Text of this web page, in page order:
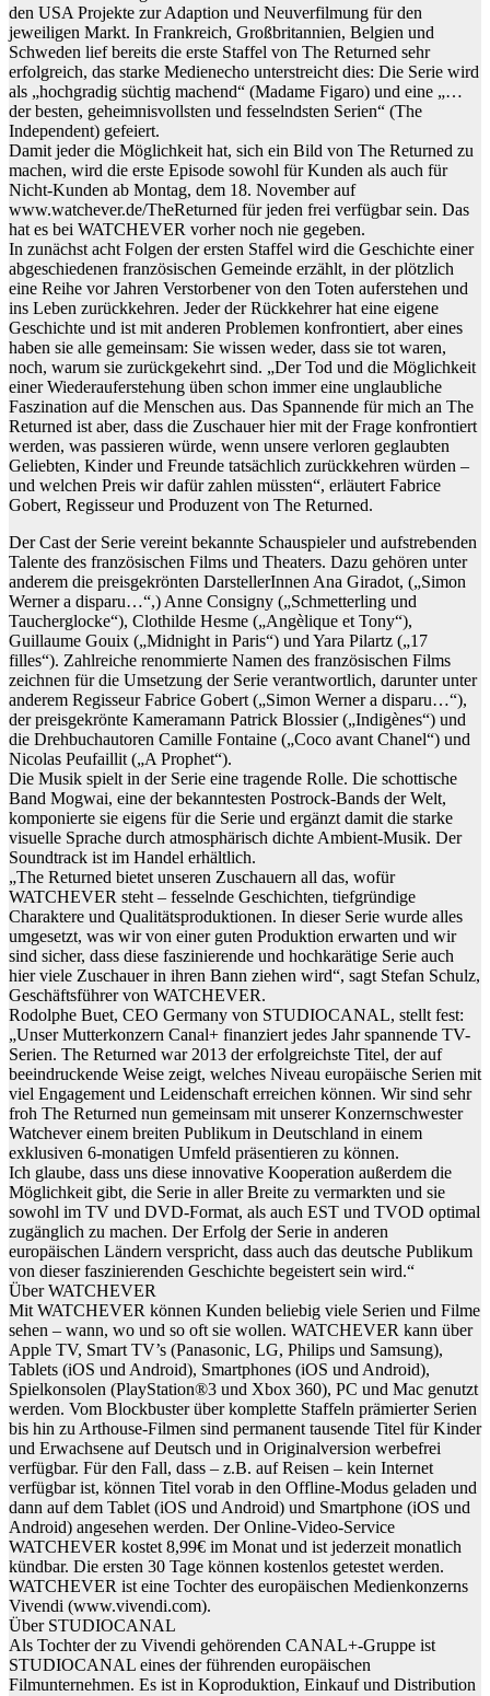
den USA Projekte zur Adaption und Neuverfilmung für den
jeweiligen Markt. In Frankreich, Großbritannien, Belgien und
Schweden lief bereits die erste Staffel von The Returned sehr
erfolgreich, das starke Medienecho unterstreicht dies: Die Serie wird
als „hochgradig süchtig machend“ (Madame Figaro) und eine „…
der besten, geheimnisvollsten und fesselndsten Serien“ (The
Independent) gefeiert.
Damit jeder die Möglichkeit hat, sich ein Bild von The Returned zu
machen, wird die erste Episode sowohl für Kunden als auch für
Nicht-Kunden ab Montag, dem 18. November auf
www.watchever.de/TheReturned für jeden frei verfügbar sein. Das
hat es bei WATCHEVER vorher noch nie gegeben.
In zunächst acht Folgen der ersten Staffel wird die Geschichte einer
abgeschiedenen französischen Gemeinde erzählt, in der plötzlich
eine Reihe vor Jahren Verstorbener von den Toten auferstehen und
ins Leben zurückkehren. Jeder der Rückkehrer hat eine eigene
Geschichte und ist mit anderen Problemen konfrontiert, aber eines
haben sie alle gemeinsam: Sie wissen weder, dass sie tot waren,
noch, warum sie zurückgekehrt sind. „Der Tod und die Möglichkeit
einer Wiederauferstehung üben schon immer eine unglaubliche
Faszination auf die Menschen aus. Das Spannende für mich an The
Returned ist aber, dass die Zuschauer hier mit der Frage konfrontiert
werden, was passieren würde, wenn unsere verloren geglaubten
Geliebten, Kinder und Freunde tatsächlich zurückkehren würden –
und welchen Preis wir dafür zahlen müssten“, erläutert Fabrice
Gobert, Regisseur und Produzent von The Returned.
Der Cast der Serie vereint bekannte Schauspieler und aufstrebenden
Talente des französischen Films und Theaters. Dazu gehören unter
anderem die preisgekrönten DarstellerInnen Ana Giradot, („Simon
Werner a disparu…“,) Anne Consigny („Schmetterling und
Taucherglocke“), Clothilde Hesme („Angèlique et Tony“),
Guillaume Gouix („Midnight in Paris“) und Yara Pilartz („17
filles“). Zahlreiche renommierte Namen des französischen Films
zeichnen für die Umsetzung der Serie verantwortlich, darunter unter
anderem Regisseur Fabrice Gobert („Simon Werner a disparu…“),
der preisgekrönte Kameramann Patrick Blossier („Indigènes“) und
die Drehbuchautoren Camille Fontaine („Coco avant Chanel“) und
Nicolas Peufaillit („A Prophet“).
Die Musik spielt in der Serie eine tragende Rolle. Die schottische
Band Mogwai, eine der bekanntesten Postrock-Bands der Welt,
komponierte sie eigens für die Serie und ergänzt damit die starke
visuelle Sprache durch atmosphärisch dichte Ambient-Musik. Der
Soundtrack ist im Handel erhältlich.
„The Returned bietet unseren Zuschauern all das, wofür
WATCHEVER steht – fesselnde Geschichten, tiefgründige
Charaktere und Qualitätsproduktionen. In dieser Serie wurde alles
umgesetzt, was wir von einer guten Produktion erwarten und wir
sind sicher, dass diese faszinierende und hochkarätige Serie auch
hier viele Zuschauer in ihren Bann ziehen wird“, sagt Stefan Schulz,
Geschäftsführer von WATCHEVER.
Rodolphe Buet, CEO Germany von STUDIOCANAL, stellt fest:
„Unser Mutterkonzern Canal+ finanziert jedes Jahr spannende TV-
Serien. The Returned war 2013 der erfolgreichste Titel, der auf
beeindruckende Weise zeigt, welches Niveau europäische Serien mit
viel Engagement und Leidenschaft erreichen können. Wir sind sehr
froh The Returned nun gemeinsam mit unserer Konzernschwester
Watchever einem breiten Publikum in Deutschland in einem
exklusiven 6-monatigen Umfeld präsentieren zu können.
Ich glaube, dass uns diese innovative Kooperation außerdem die
Möglichkeit gibt, die Serie in aller Breite zu vermarkten und sie
sowohl im TV und DVD-Format, als auch EST und TVOD optimal
zugänglich zu machen. Der Erfolg der Serie in anderen
europäischen Ländern verspricht, dass auch das deutsche Publikum
von dieser faszinierenden Geschichte begeistert sein wird.“
Über WATCHEVER
Mit WATCHEVER können Kunden beliebig viele Serien und Filme
sehen – wann, wo und so oft sie wollen. WATCHEVER kann über
Apple TV, Smart TV’s (Panasonic, LG, Philips und Samsung),
Tablets (iOS und Android), Smartphones (iOS und Android),
Spielkonsolen (PlayStation®3 und Xbox 360), PC und Mac genutzt
werden. Vom Blockbuster über komplette Staffeln prämierter Serien
bis hin zu Arthouse-Filmen sind permanent tausende Titel für Kinder
und Erwachsene auf Deutsch und in Originalversion werbefrei
verfügbar. Für den Fall, dass – z.B. auf Reisen – kein Internet
verfügbar ist, können Titel vorab in den Offline-Modus geladen und
dann auf dem Tablet (iOS und Android) und Smartphone (iOS und
Android) angesehen werden. Der Online-Video-Service
WATCHEVER kostet 8,99€ im Monat und ist jederzeit monatlich
kündbar. Die ersten 30 Tage können kostenlos getestet werden.
WATCHEVER ist eine Tochter des europäischen Medienkonzerns
Vivendi (www.vivendi.com).
Über STUDIOCANAL
Als Tochter der zu Vivendi gehörenden CANAL+-Gruppe ist
STUDIOCANAL eines der führenden europäischen
Filmunternehmen. Es ist in Koproduktion, Einkauf und Distribution